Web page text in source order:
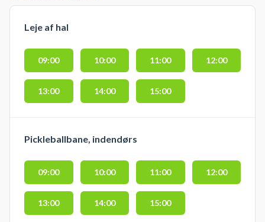
Leje af hal
09:00 10:00 11:00 12:00
13:00 14:00 15:00
Pickleballbane, indendørs
09:00 10:00 11:00 12:00
13:00 14:00 15:00